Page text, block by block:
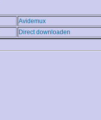
Avidemux
Direct downloaden